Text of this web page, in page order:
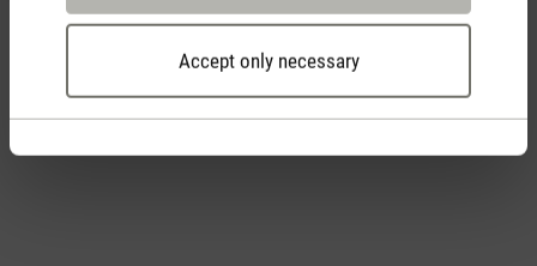
Accept only necessary